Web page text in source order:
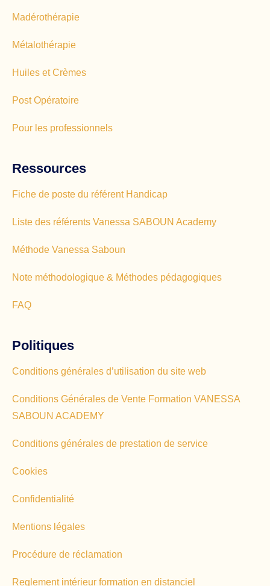
Madérothérapie
Métalothérapie
Huiles et Crèmes
Post Opératoire
Pour les professionnels
Ressources
Fiche de poste du référent Handicap
Liste des référents Vanessa SABOUN Academy
Méthode Vanessa Saboun
Note méthodologique & Méthodes pédagogiques
FAQ
Politiques
Conditions générales d’utilisation du site web
Conditions Générales de Vente Formation VANESSA
SABOUN ACADEMY
Conditions générales de prestation de service
Cookies
Confidentialité
Mentions légales
Procédure de réclamation
Reglement intérieur formation en distanciel